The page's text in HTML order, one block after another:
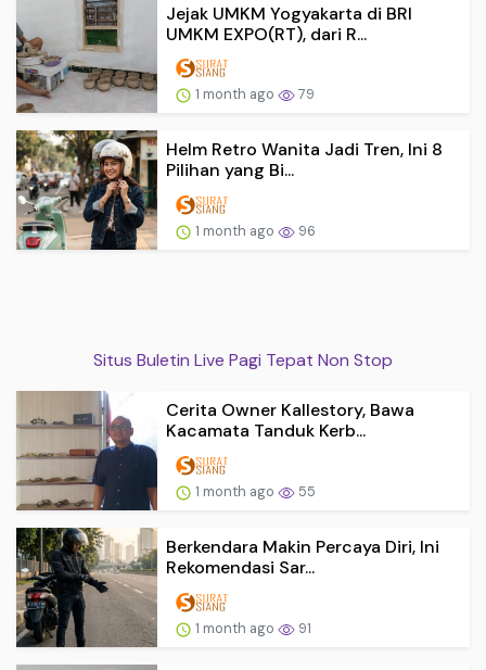
Jejak UMKM Yogyakarta di BRI
UMKM EXPO(RT), dari R...
1 month ago 79
Helm Retro Wanita Jadi Tren, Ini 8
Pilihan yang Bi...
1 month ago 96
Situs Buletin Live Pagi Tepat Non Stop
Cerita Owner Kallestory, Bawa
Kacamata Tanduk Kerb...
1 month ago 55
Berkendara Makin Percaya Diri, Ini
Rekomendasi Sar...
1 month ago 91